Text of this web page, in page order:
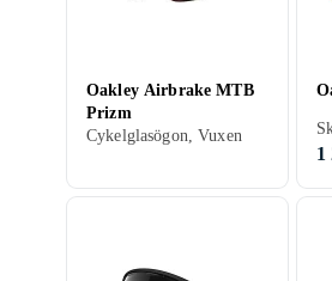
Oakley Airbrake MTB
Prizm
Cykelglasögon, Vuxen
1